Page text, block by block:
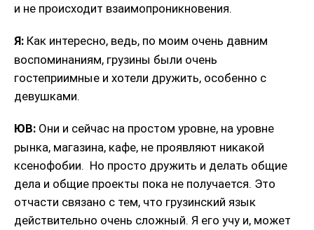
и не происходит взаимопроникновения.
Я: Как интересно, ведь, по моим очень давним
воспоминаниям, грузины были очень
гостеприимные и хотели дружить, особенно с
девушками.
ЮВ: Они и сейчас на простом уровне, на уровне
рынка, магазина, кафе, не проявляют никакой
ксенофобии. Но просто дружить и делать общие
дела и общие проекты пока не получается. Это
отчасти связано с тем, что грузинский язык
действительно очень сложный. Я его учу и, может